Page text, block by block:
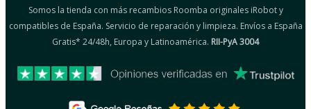
Somos la tienda con más recambios Roomba originales iRobot y
compatibles de España. Servicio de reparación y limpieza. Envíos a España
Gratis* 24/48h, Europa y Latinoamérica. RII-PyA 3004